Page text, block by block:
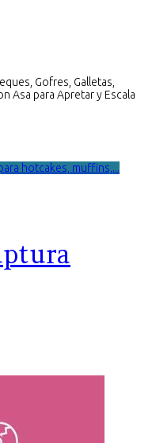
Gofres, Galletas,
Asa para Apretar y Escala
hotcakes, muffins,...